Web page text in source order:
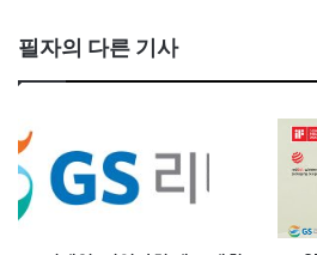
필자의 다른 기사